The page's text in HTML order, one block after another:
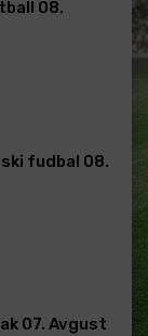
08.
fudbal 08.
07. Avgust